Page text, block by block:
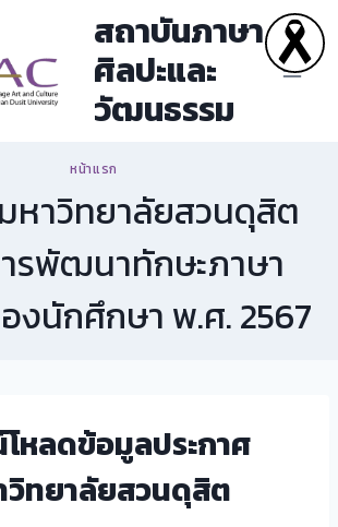
สถาบันภาษา
ศิลปะและ
วัฒนธรรม
หน้าแรก
หาวิทยาลัยสวนดุสิต
ารพัฒนาทักษะภาษา
งนักศึกษา พ.ศ. 2567
หลดข้อมูลประกาศ
วิทยาลัยสวนดุสิต